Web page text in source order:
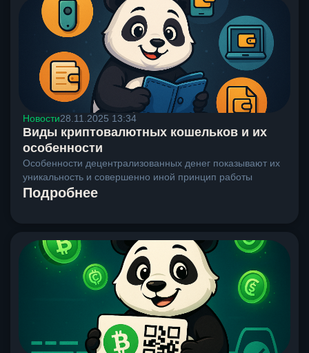
Новости28.11.2025 13:34
Виды криптовалютных кошельков и их
особенности
Особенности децентрализованных денег показывают их
уникальность и совершенно иной принцип работы
Подробнее